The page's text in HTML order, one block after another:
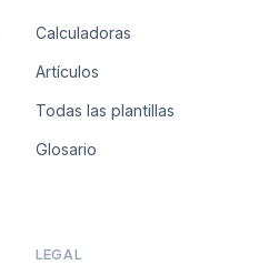
Calculadoras
Artículos
Todas las plantillas
Glosario
LEGAL